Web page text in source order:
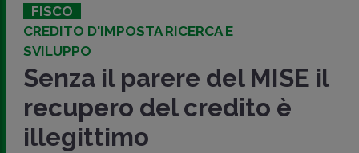
FISCO
CREDITO D'IMPOSTA RICERCA E
SVILUPPO
Senza il parere del MISE il
recupero del credito è
illegittimo